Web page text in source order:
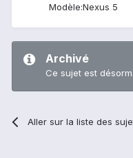
Modèle:Nexus 5
Archivé
Ce sujet est
Aller sur la liste des